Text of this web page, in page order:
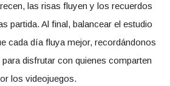
las risas fluyen y los recuerdos
partida. Al final, balancear el estudio
cada día fluya mejor, recordándonos
disfrutar con quienes comparten
los videojuegos.